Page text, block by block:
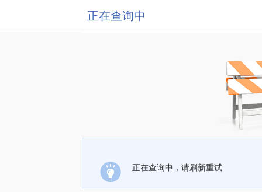
正在查询中
正在查询中，请刷新重试